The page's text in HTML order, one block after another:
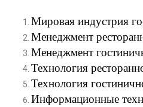
Мировая индустрия
Менеджмент
Менеджмент
Технология
Технология
Информационные